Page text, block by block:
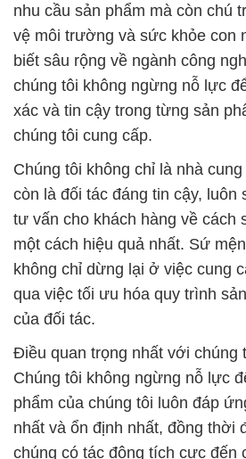
nhu cầu sản phẩm mà còn chú
vệ môi trường và sức khỏe con
biết sâu rộng về ngành công
chúng tôi không ngừng nỗ lực
xác và tin cậy trong từng sản
chúng tôi cung cấp.
Chúng tôi không chỉ là nhà
còn là đối tác đáng tin cậy, luôn
tư vấn cho khách hàng về cách
một cách hiệu quả nhất. Sứ
không chỉ dừng lại ở việc cung
qua việc tối ưu hóa quy trình
của đối tác.
Điều quan trọng nhất với chúng
Chúng tôi không ngừng nỗ lực
phẩm của chúng tôi luôn đáp
nhất và ổn định nhất, đồng thời
chúng có tác động tích cực đến